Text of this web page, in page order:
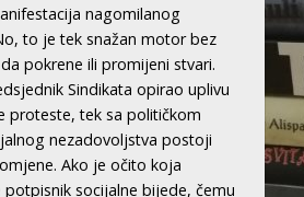
nagomilanog
to je tek snažan motor bez
pokrene ili promijeni stvari.
Sindikata opirao uplivu
proteste, tek sa političkom
nezadovoljstva postoji
Ako je očito koja
socijalne bijede, čemu